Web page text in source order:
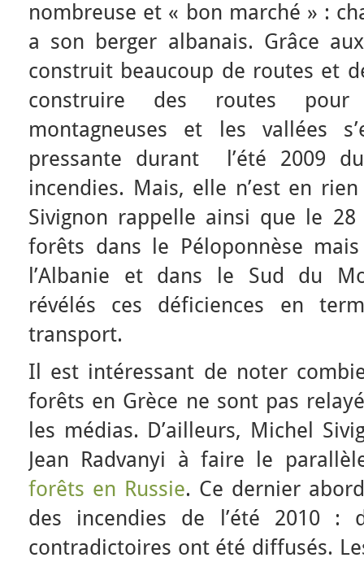
nombreuse et « bon marché » :
a son berger albanais. Grâce
construit beaucoup de routes et
construire des routes
montagneuses et les vallées
pressante durant l’été 2009
incendies. Mais, elle n’est en
Sivignon rappelle ainsi que le
forêts dans le Péloponnèse
l’Albanie et dans le Sud du
révélés ces déficiences en
transport.
Il est intéressant de noter
forêts en Grèce ne sont pas
les médias. D’ailleurs, Michel
Jean Radvanyi à faire le
forêts en Russie. Ce dernier
des incendies de l’été 2010 :
contradictoires ont été diffusés.